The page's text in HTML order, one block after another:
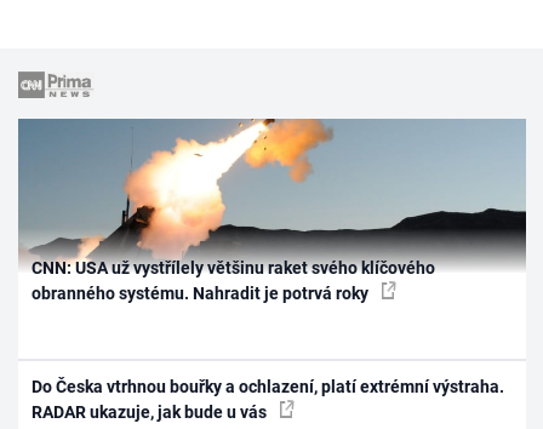
CNN: USA už vystřílely většinu raket svého klíčového
obranného systému. Nahradit je potrvá roky
Do Česka vtrhnou bouřky a ochlazení, platí extrémní výstraha.
RADAR ukazuje, jak bude u vás